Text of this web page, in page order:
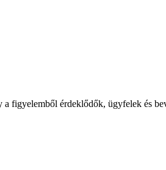
figyelemből érdeklődők, ügyfelek és